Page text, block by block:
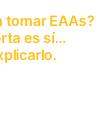
tomar EAAs?
es sí…